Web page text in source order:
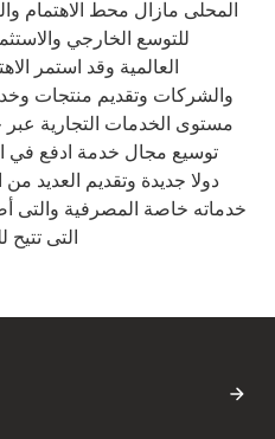
المحلى مازال محط الاهتمام
للتوسع الخارجي
العالمية وقد استمر
والشركات وتقديم منتجات
مستوى الخدمات التجارية
توسيع مجال خدمة ادفع في
دولا جديدة وتقديم العديد من
خدماته خاصة المصرفية والتى
التى تتيح